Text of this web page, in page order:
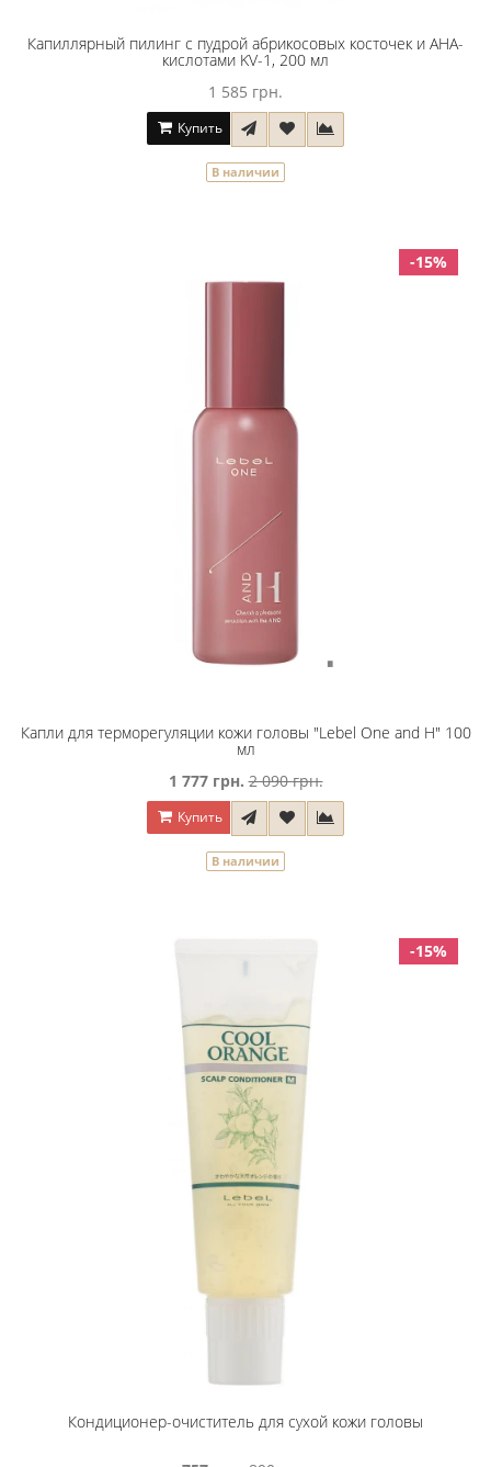
Капиллярный пилинг с пудрой абрикосовых косточек и АНА-
кислотами KV-1, 200 мл
1 585 грн.
Купить
В наличии
-15%
Капли для терморегуляции кожи головы "Lebel One and H" 100
мл
1 777 грн. 2 090 грн.
Купить
В наличии
-15%
Кондиционер-очиститель для сухой кожи головы